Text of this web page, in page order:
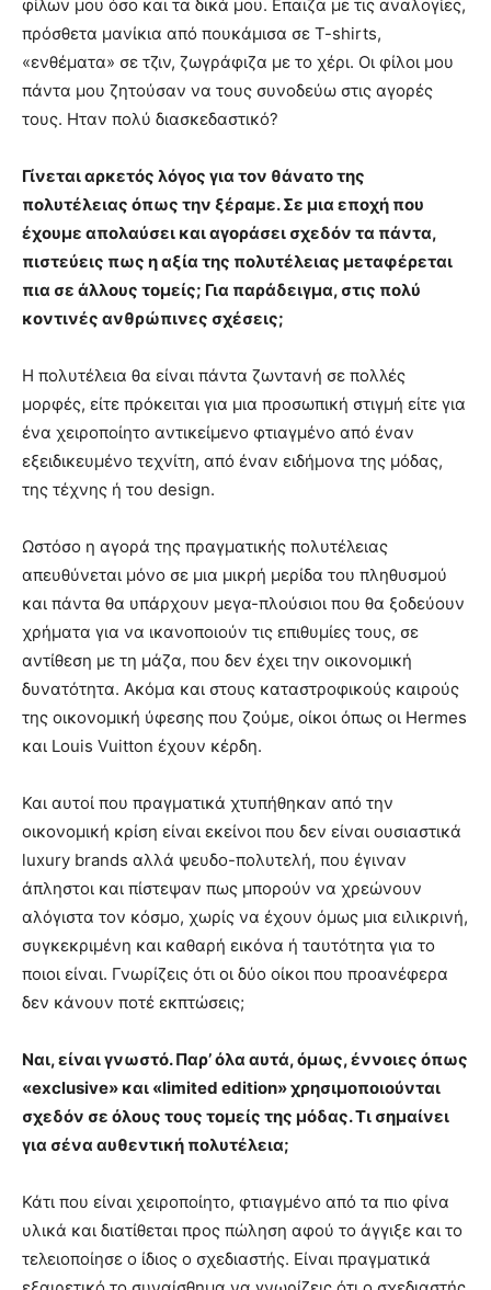
φίλων μου όσο και τα δικά μου. Επαιζα με τις αναλογίες,
πρόσθετα μανίκια από πουκάμισα σε T-shirts,
«ενθέματα» σε τζιν, ζωγράφιζα με το χέρι. Οι φίλοι μου
πάντα μου ζητούσαν να τους συνοδεύω στις αγορές
τους. Ηταν πολύ διασκεδαστικό?
Γίνεται αρκετός λόγος για τον θάνατο της
πολυτέλειας όπως την ξέραμε. Σε μια εποχή που
έχουμε απολαύσει και αγοράσει σχεδόν τα πάντα,
πιστεύεις πως η αξία της πολυτέλειας μεταφέρεται
πια σε άλλους τομείς; Για παράδειγμα, στις πολύ
κοντινές ανθρώπινες σχέσεις;
Η πολυτέλεια θα είναι πάντα ζωντανή σε πολλές
μορφές, είτε πρόκειται για μια προσωπική στιγμή είτε για
ένα χειροποίητο αντικείμενο φτιαγμένο από έναν
εξειδικευμένο τεχνίτη, από έναν ειδήμονα της μόδας,
της τέχνης ή του design.
Ωστόσο η αγορά της πραγματικής πολυτέλειας
απευθύνεται μόνο σε μια μικρή μερίδα του πληθυσμού
και πάντα θα υπάρχουν μεγα-πλούσιοι που θα ξοδεύουν
χρήματα για να ικανοποιούν τις επιθυμίες τους, σε
αντίθεση με τη μάζα, που δεν έχει την οικονομική
δυνατότητα. Ακόμα και στους καταστροφικούς καιρούς
της οικονομική ύφεσης που ζούμε, οίκοι όπως οι Hermes
και Louis Vuitton έχουν κέρδη.
Και αυτοί που πραγματικά χτυπήθηκαν από την
οικονομική κρίση είναι εκείνοι που δεν είναι ουσιαστικά
luxury brands αλλά ψευδο-πολυτελή, που έγιναν
άπληστοι και πίστεψαν πως μπορούν να χρεώνουν
αλόγιστα τον κόσμο, χωρίς να έχουν όμως μια ειλικρινή,
συγκεκριμένη και καθαρή εικόνα ή ταυτότητα για το
ποιοι είναι. Γνωρίζεις ότι οι δύο οίκοι που προανέφερα
δεν κάνουν ποτέ εκπτώσεις;
Ναι, είναι γνωστό. Παρ’ όλα αυτά, όμως, έννοιες όπως
«exclusive» και «limited edition» χρησιμοποιούνται
σχεδόν σε όλους τους τομείς της μόδας. Τι σημαίνει
για σένα αυθεντική πολυτέλεια;
Κάτι που είναι χειροποίητο, φτιαγμένο από τα πιο φίνα
υλικά και διατίθεται προς πώληση αφού το άγγιξε και το
τελειοποίησε ο ίδιος ο σχεδιαστής. Είναι πραγματικά